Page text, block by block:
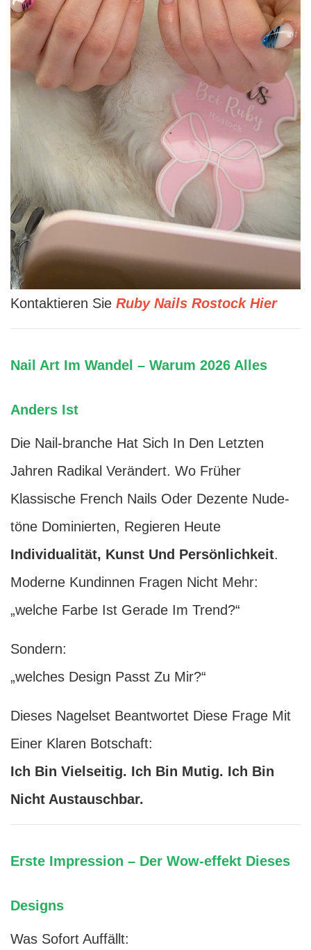
Kontaktieren Sie Ruby Nails Rostock Hier
Nail Art Im Wandel – Warum 2026 Alles
Anders Ist
Die Nail-branche Hat Sich In Den Letzten
Jahren Radikal Verändert. Wo Früher
Klassische French Nails Oder Dezente Nude-
töne Dominierten, Regieren Heute
Individualität, Kunst Und Persönlichkeit.
Moderne Kundinnen Fragen Nicht Mehr:
„welche Farbe Ist Gerade Im Trend?“
Sondern:
„welches Design Passt Zu Mir?“
Dieses Nagelset Beantwortet Diese Frage Mit
Einer Klaren Botschaft:
Ich Bin Vielseitig. Ich Bin Mutig. Ich Bin
Nicht Austauschbar.
Erste Impression – Der Wow-effekt Dieses
Designs
Was Sofort Auffällt: